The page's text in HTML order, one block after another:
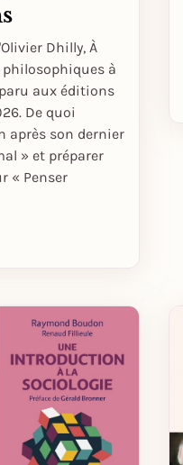
Dhilly, À
philosophiques à
aux éditions
De quoi
après son dernier
» et préparer
« Penser